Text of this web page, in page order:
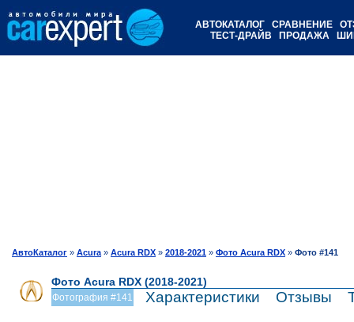
АВТОКАТАЛОГ СРАВНЕНИЕ
ТЕСТ-ДРАЙВ
ПРОДАЖА
АвтоКаталог » Acura » Acura RDX » 2018-2021 » Фото Acura RDX » Фото #141
Фото Acura RDX (2018-2021)
Фотография #141 Характеристики Отзывы